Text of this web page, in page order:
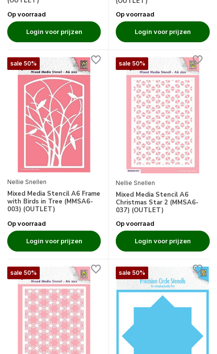
Op voorraad
Login voor prijzen
Op voorraad
Login voor prijzen
sale 50%
Nellie Snellen
Mixed Media Stencil A6 Frame
with Birds in Tree (MMSA6-
003) (OUTLET)
Op voorraad
Login voor prijzen
sale 50%
Nellie Snellen
Mixed Media Stencil A6
Christmas Star 2 (MMSA6-
037) (OUTLET)
Op voorraad
Login voor prijzen
sale 50% sale 50%